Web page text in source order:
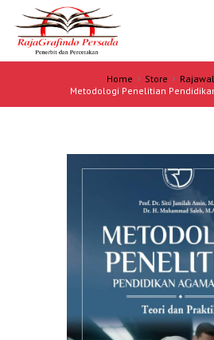
Home Store
Metodologi Penelitian